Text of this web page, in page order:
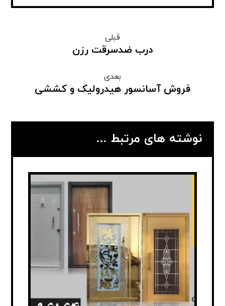
قبلی
درب ضدسرقت رزن
بعدی
فروش آسانسور هیدرولیک و کششی
نوشته های مرتبط ...